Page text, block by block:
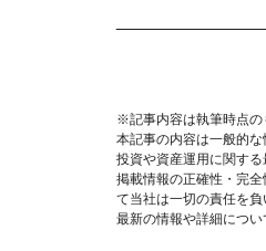
※記事内容は執筆時点の
本記事の内容は一般的
投資や資産運用に関する
掲載情報の正確性・完
て当社は一切の責任を負
最新の情報や詳細につ